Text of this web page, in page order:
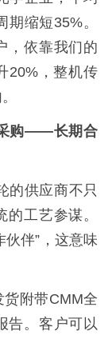
缩短35%。
，依靠我们的
20%，整机传
购——长期合
的供应商不只
工艺参谋。
伴”，这意味
附带CMM全
告。客户可以